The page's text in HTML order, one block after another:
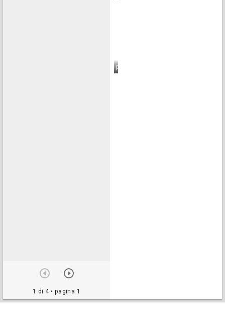
1 di 4• pagina 1
pagina 4